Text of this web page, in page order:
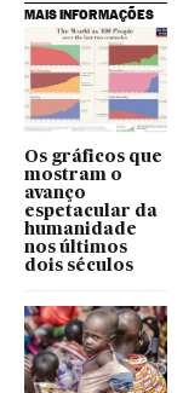
MAIS INFORMAÇÕES
Os gráficos que
mostram o
avanço
espetacular da
humanidade
nos últimos
dois séculos